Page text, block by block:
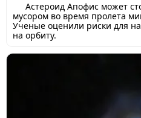
Астероид Апофис может
мусором во время пролета
Ученые оценили риски для
на орбиту.